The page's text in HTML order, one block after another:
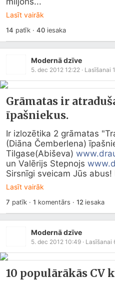
Lasīt vairāk
14 patīk · 40iesaka
Modernā dzīve
5. dec 2012 12:22 · Lasīšanai 1
Grāmatas ir
īpašniekus.
Ir izlozētika 2 grāmatas
(Diāna Čemberlena)
Tilgase(Abiševa)
un Valērijs Stepnojs
Sirsnīgi sveicam Jūs
Lasīt vairāk
7 patīk ·1 komentārs · 12 iesaka
Modernā dzīve
5. dec 2012 10:49 · Lasīšanai
10 populārākās CV